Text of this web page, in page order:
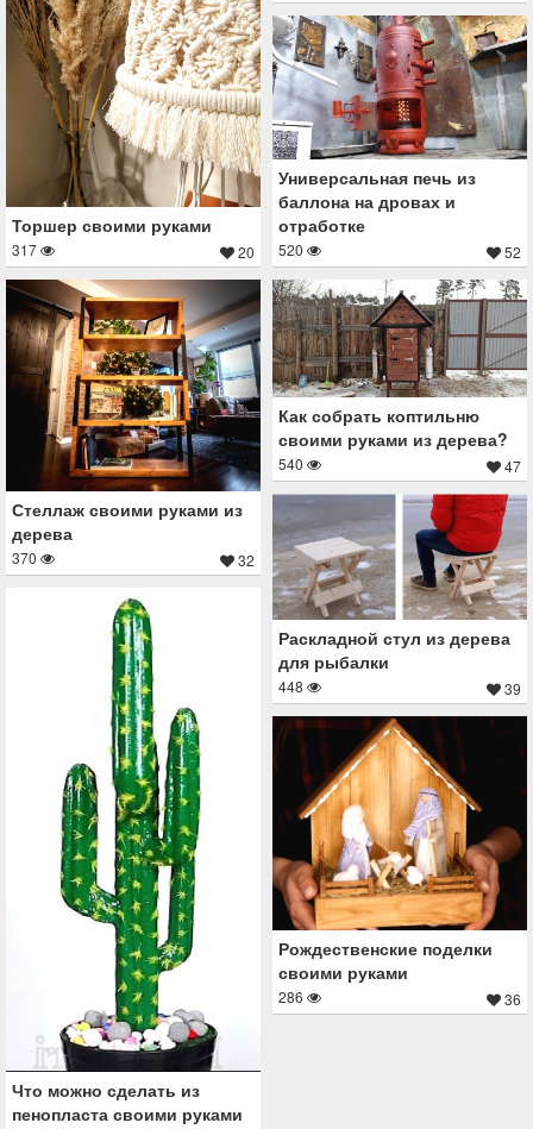
Торшер своими руками
317 20
Универсальная печь из
баллона на дровах и
отработке
520 52
Как собрать коптильню
своими руками из дерева?
540 47
Стеллаж своими руками из
дерева
370 32
Раскладной стул из дерева
для рыбалки
448 39
Что можно сделать из
пенопласта своими руками
Рождественские поделки
своими руками
286 36